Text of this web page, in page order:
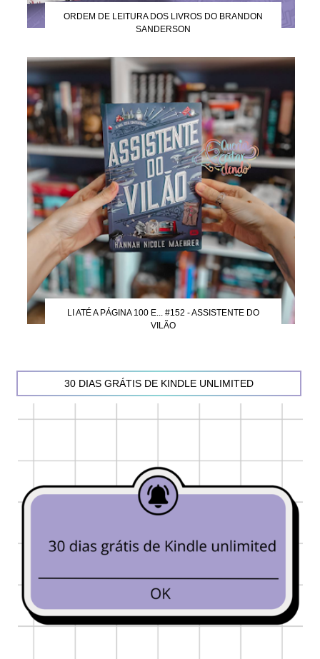
ORDEM DE LEITURA DOS LIVROS DO BRANDON
SANDERSON
LI ATÉ A PÁGINA 100 E... #152 - ASSISTENTE DO
VILÃO
30 DIAS GRÁTIS DE KINDLE UNLIMITED